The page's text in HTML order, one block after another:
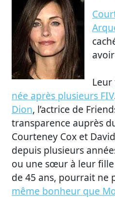
Leur
née après plusieurs FIV
Dion, l’actrice de
transparence auprès
Courteney Cox et
depuis plusieurs
ou une sœur à leur fille
de 45 ans, pourrait ne
même bonheur que